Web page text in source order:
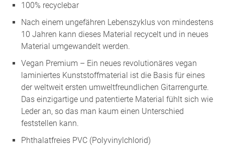
100% recyclebar
Nach einem ungefähren Lebenszyklus von mindestens
10 Jahren kann dieses Material recycelt und in neues
Material umgewandelt werden.
Vegan Premium – Ein neues revolutionäres vegan
laminiertes Kunststoffmaterial ist die Basis für eines
der weltweit ersten umweltfreundlichen Gitarrengurte.
Das einzigartige und patentierte Material fühlt sich wie
Leder an, so das man kaum einen Unterschied
feststellen kann.
Phthalatfreies PVC (Polyvinylchlorid)